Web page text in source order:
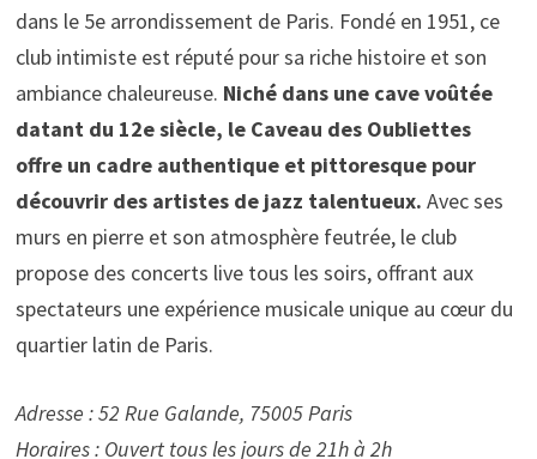
dans le 5e arrondissement de Paris. Fondé en 1951, ce
club intimiste est réputé pour sa riche histoire et son
ambiance chaleureuse. Niché dans une cave voûtée
datant du 12e siècle, le Caveau des Oubliettes
offre un cadre authentique et pittoresque pour
découvrir des artistes de jazz talentueux. Avec ses
murs en pierre et son atmosphère feutrée, le club
propose des concerts live tous les soirs, offrant aux
spectateurs une expérience musicale unique au cœur du
quartier latin de Paris.
Adresse : 52 Rue Galande, 75005 Paris
Horaires : Ouvert tous les jours de 21h à 2h